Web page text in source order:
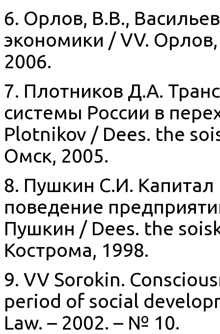
6. Орлов, В.В.,
экономики / VV.
2006.
7. Плотников Д.А.
системы России в
Plotnikov / Dees. the
Омск, 2005.
8. Пушкин С.И. Капитал
поведение
Пушкин / Dees. the
Кострома, 1998.
9. VV Sorokin.
period of social
Law. – 2002. – № 10.